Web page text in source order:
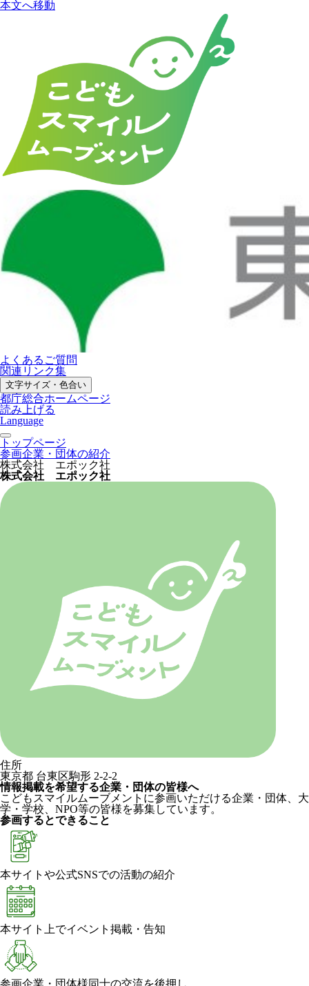
本文へ移動
よくあるご質問
関連リンク集
文字サイズ・色合い
都庁総合ホームページ
読み上げる
Language
トップページ
参画企業・団体の紹介
株式会社 エポック社
株式会社 エポック社
住所
東京都 台東区駒形 2-2-2
情報掲載を希望する企業・団体の皆様へ
こどもスマイルムーブメントに参画いただける企業・団体、大
学・学校、NPO等の皆様を募集しています。
参画するとできること
本サイトや公式SNSでの活動の紹介
本サイト上でイベント掲載・告知
参画企業・団体様同士の交流を後押し